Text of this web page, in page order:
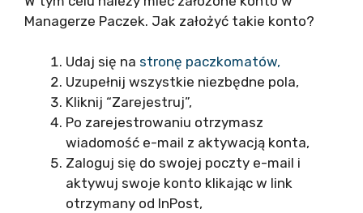
Managerze Paczek. Jak założyć takie konto?
Udaj się na stronę paczkomatów,
Uzupełnij wszystkie niezbędne pola,
Kliknij “Zarejestruj”,
Po zarejestrowaniu otrzymasz
wiadomość e-mail z aktywacją konta,
Zaloguj się do swojej poczty e-mail i
aktywuj swoje konto klikając w link
otrzymany od InPost,